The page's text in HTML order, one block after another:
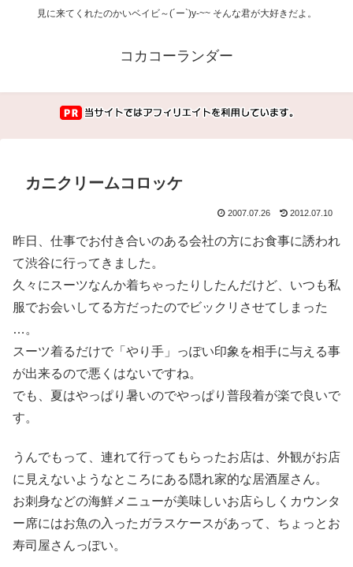
見に来てくれたのかいベイビ～(´ー`)y-~~ そんな君が大好きだよ。
コカコーランダー
カニクリームコロッケ
2007.07.26 2012.07.10
昨日、仕事でお付き合いのある会社の方にお食事に誘われ
て渋谷に行ってきました。
久々にスーツなんか着ちゃったりしたんだけど、いつも私
服でお会いしてる方だったのでビックリさせてしまった
…。
スーツ着るだけで「やり手」っぽい印象を相手に与える事
が出来るので悪くはないですね。
でも、夏はやっぱり暑いのでやっぱり普段着が楽で良いで
す。
うんでもって、連れて行ってもらったお店は、外観がお店
に見えないようなところにある隠れ家的な居酒屋さん。
お刺身などの海鮮メニューが美味しいお店らしくカウンタ
ー席にはお魚の入ったガラスケースがあって、ちょっとお
寿司屋さんっぽい。